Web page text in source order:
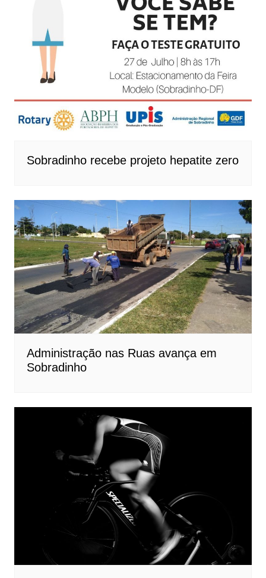
Sobradinho recebe projeto hepatite zero
Administração nas Ruas avança em
Sobradinho